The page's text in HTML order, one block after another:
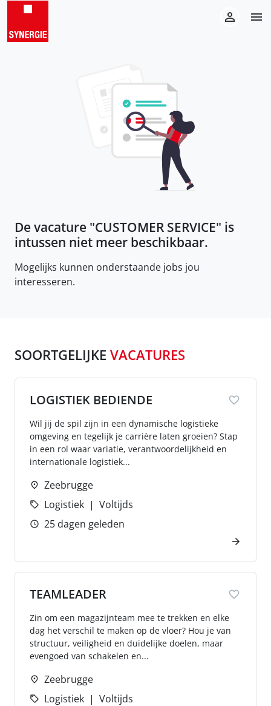
De vacature "CUSTOMER SERVICE" is
intussen niet meer beschikbaar.
Mogelijks kunnen onderstaande jobs jou
interesseren.
SOORTGELIJKE VACATURES
LOGISTIEK BEDIENDE
Wil jij de spil zijn in een dynamische logistieke
omgeving en tegelijk je carrière laten groeien? Stap
in een rol waar variatie, verantwoordelijkheid en
internationale logistiek...
Zeebrugge
Logistiek
Voltijds
25 dagen geleden
TEAMLEADER
Zin om een magazijnteam mee te trekken en elke
dag het verschil te maken op de vloer? Hou je van
structuur, veiligheid en duidelijke doelen, maar
evengoed van schakelen en...
Zeebrugge
Logistiek
Voltijds